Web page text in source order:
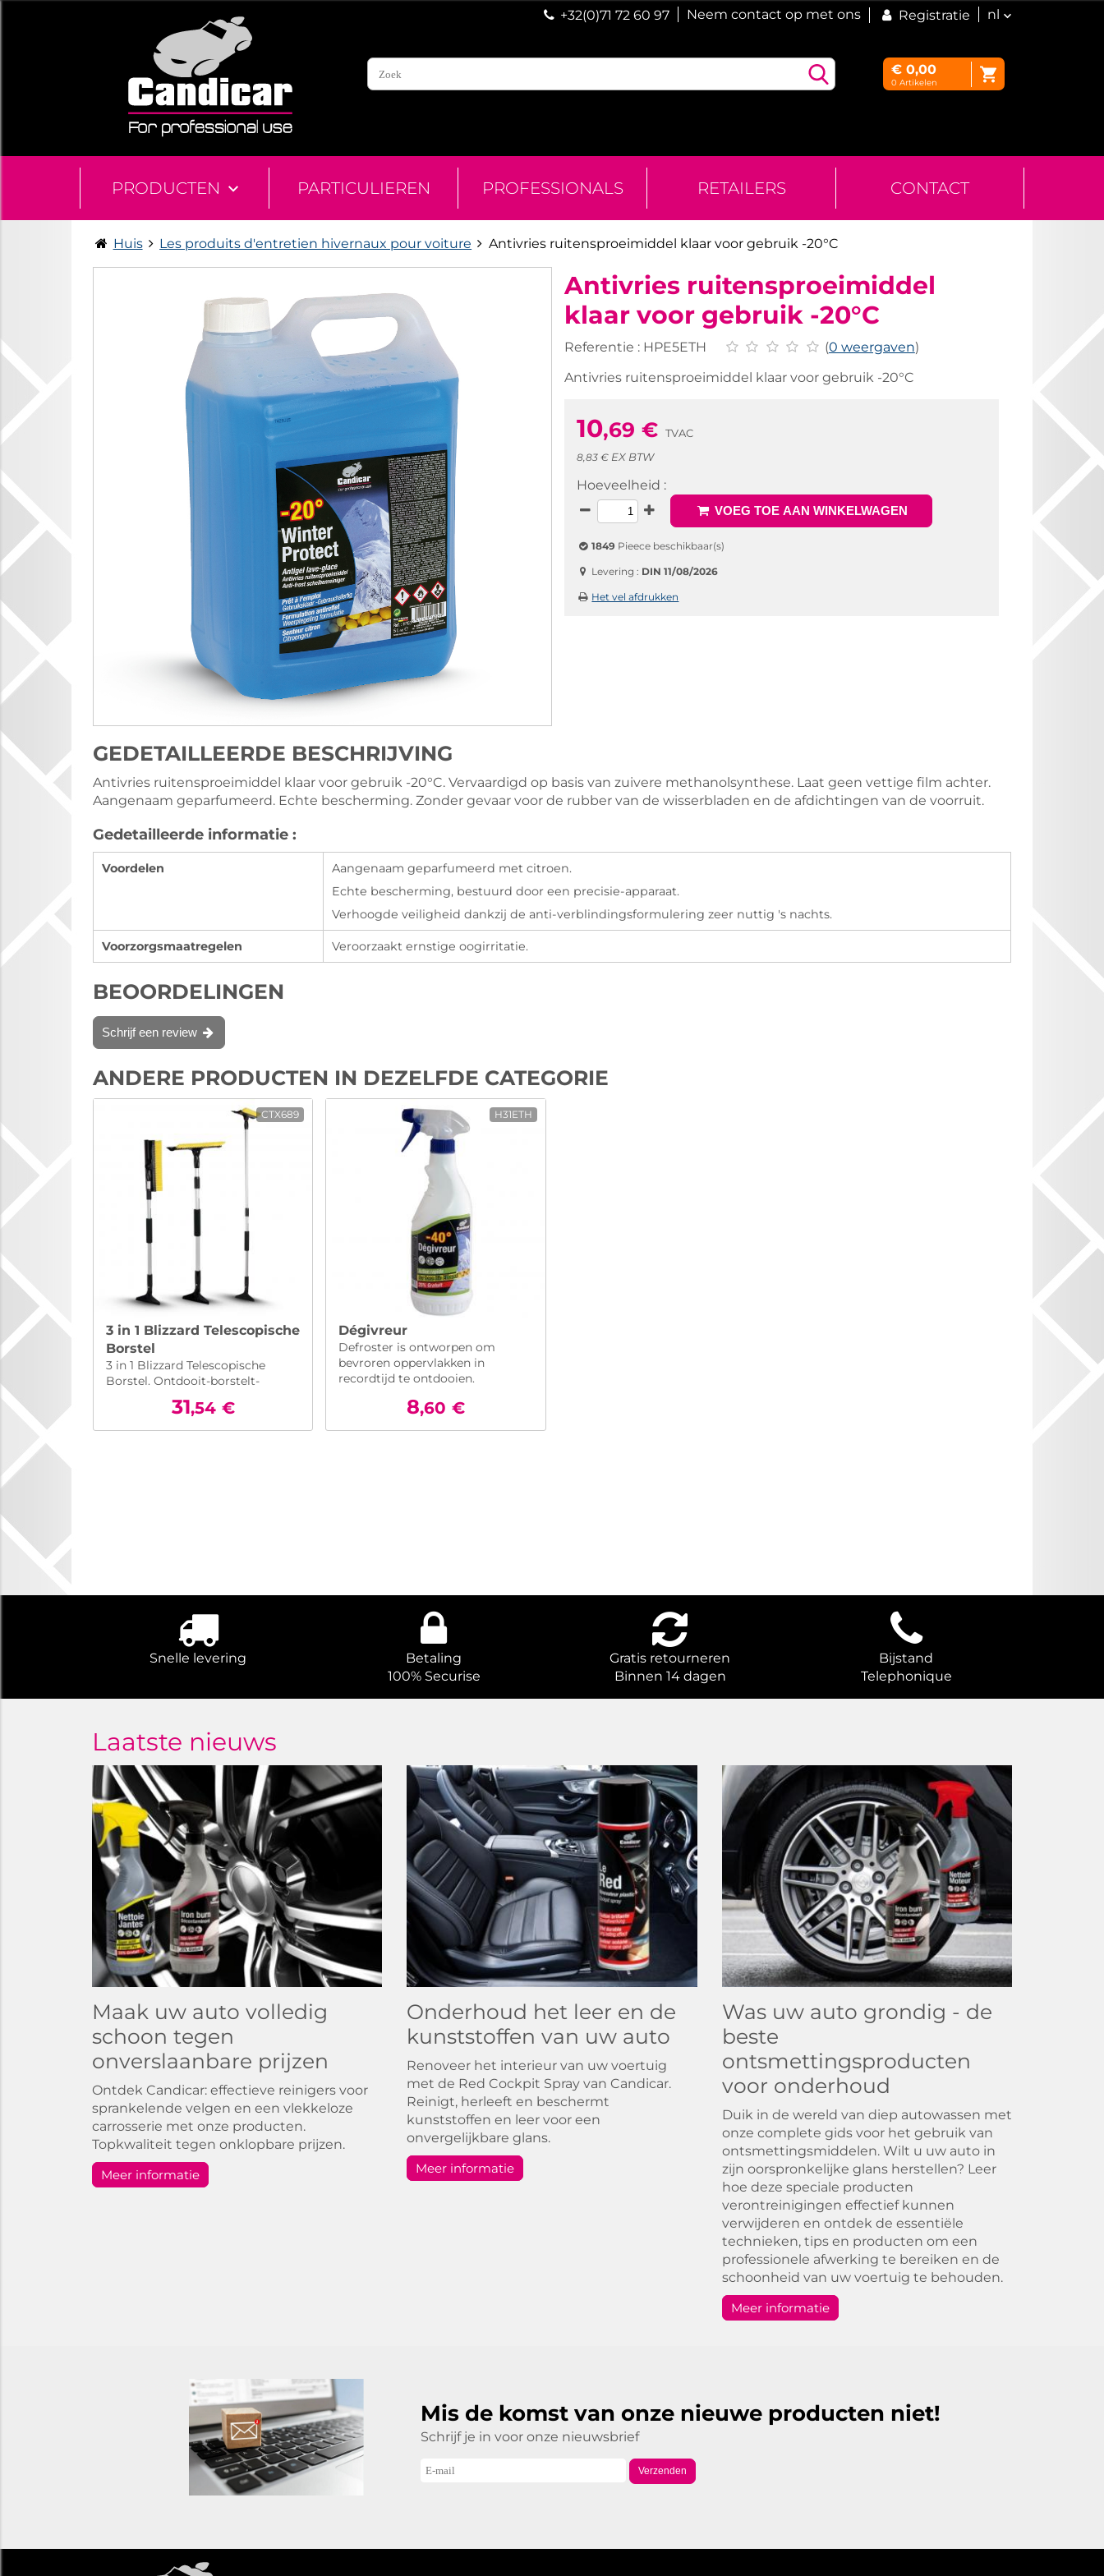
€ 0,00
0 Artikelen
nl
Registratie
Neem contact op met ons
+32(0)71 72 60 97
PRODUCTEN PARTICULIEREN PROFESSIONALS RETAILERS CONTACT
Huis Les produits d'entretien hivernaux pour voiture Antivries ruitensproeimiddel klaar voor gebruik -20°C
Antivries ruitensproeimiddel
klaar voor gebruik -20°C
Referentie : HPE5ETH (0 weergaven)
Antivries ruitensproeimiddel klaar voor gebruik -20°C
10,69 € TVAC
8,83 € EX BTW
Hoeveelheid :
VOEG TOE AAN WINKELWAGEN
1849 Pieece beschikbaar(s)
Levering : DIN 11/08/2026
Het vel afdrukken
GEDETAILLEERDE BESCHRIJVING
Antivries ruitensproeimiddel klaar voor gebruik -20°C. Vervaardigd op basis van zuivere methanolsynthese. Laat geen vettige film achter.
Aangenaam geparfumeerd. Echte bescherming. Zonder gevaar voor de rubber van de wisserbladen en de afdichtingen van de voorruit.
Gedetailleerde informatie :
Voordelen
Aangenaam geparfumeerd met citroen.
Echte bescherming, bestuurd door een precisie-apparaat.
Verhoogde veiligheid dankzij de anti-verblindingsformulering zeer nuttig 's nachts.
Voorzorgsmaatregelen Veroorzaakt ernstige oogirritatie.
BEOORDELINGEN
Schrijf een review
ANDERE PRODUCTEN IN DEZELFDE CATEGORIE
CTX689
3 in 1 Blizzard Telescopische
Borstel
3 in 1 Blizzard Telescopische
Borstel. Ontdooit-borstelt-
31,54 €
H31ETH
Dégivreur
Defroster is ontworpen om
bevroren oppervlakken in
recordtijd te ontdooien.
8,60 €
Snelle levering
Betaling
100% Securise
Gratis retourneren
Binnen 14 dagen
Bijstand
Telephonique
Laatste nieuws
Maak uw auto volledig
schoon tegen
onverslaanbare prijzen
Ontdek Candicar: effectieve reinigers voor
sprankelende velgen en een vlekkeloze
carrosserie met onze producten.
Topkwaliteit tegen onklopbare prijzen.
Meer informatie
Onderhoud het leer en de
kunststoffen van uw auto
Renoveer het interieur van uw voertuig
met de Red Cockpit Spray van Candicar.
Reinigt, herleeft en beschermt
kunststoffen en leer voor een
onvergelijkbare glans.
Meer informatie
Was uw auto grondig - de
beste
ontsmettingsproducten
voor onderhoud
Duik in de wereld van diep autowassen met
onze complete gids voor het gebruik van
ontsmettingsmiddelen. Wilt u uw auto in
zijn oorspronkelijke glans herstellen? Leer
hoe deze speciale producten
verontreinigingen effectief kunnen
verwijderen en ontdek de essentiële
technieken, tips en producten om een
professionele afwerking te bereiken en de
schoonheid van uw voertuig te behouden.
Meer informatie
Mis de komst van onze nieuwe producten niet!
Schrijf je in voor onze nieuwsbrief
Verzenden